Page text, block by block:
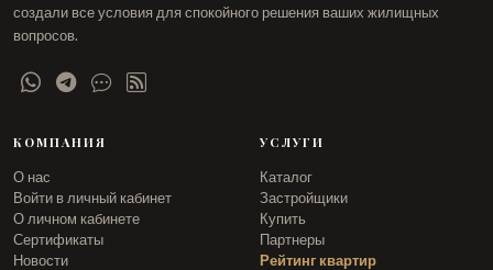
создали все условия для спокойного решения ваших жилищных
вопросов.
КОМПАНИЯ
О нас
Войти в личный кабинет
О личном кабинете
Сертификаты
Новости
УСЛУГИ
Каталог
Застройщики
Купить
Партнеры
Рейтинг квартир